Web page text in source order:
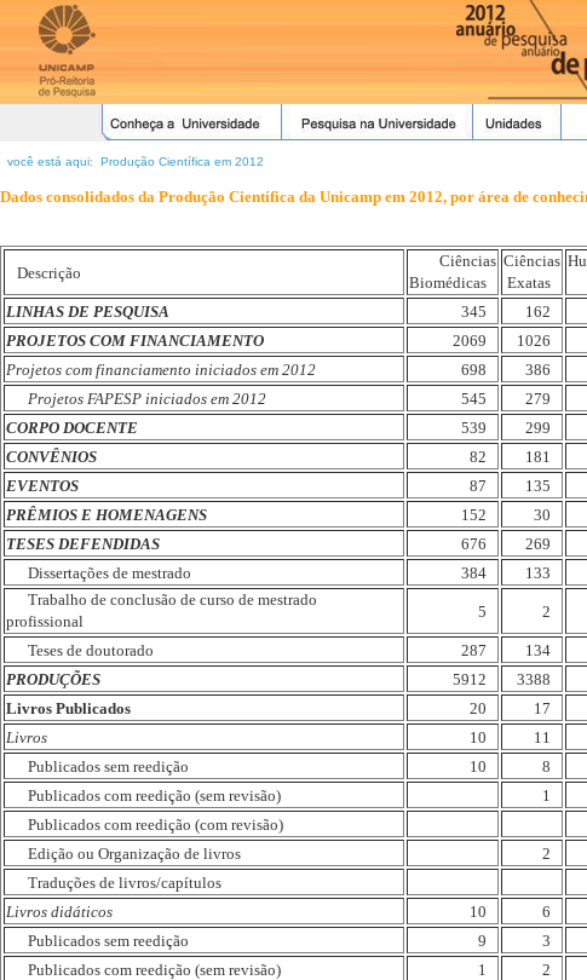
você está aqui: Produção Científica em 2012
Dados consolidados da Produção Científica da Unicamp em 2012, por área de
Descrição
Ciências
Biomédicas
Ciências
Exatas
LINHAS DE PESQUISA 345 162
PROJETOS COM FINANCIAMENTO
2069 1026
Projetos com financiamento iniciados em 2012
698 386
Projetos FAPESP iniciados em 2012
545 279
CORPO DOCENTE
539 299
CONVÊNIOS
82 181
EVENTOS
87 135
PRÊMIOS E HOMENAGENS
152 30
TESES DEFENDIDAS
676 269
Dissertações de mestrado
384 133
Trabalho de conclusão de curso de mestrado
profissional
5 2
Teses de doutorado 287 134
PRODUÇÕES
5912 3388
Livros Publicados
20 17
Livros
10 11
Publicados sem reedição
10 8
Publicados com reedição (sem revisão)
1
Publicados com reedição (com revisão)
Edição ou Organização de livros
2
Traduções de livros/capítulos
Livros didáticos
10 6
Publicados sem reedição
9 3
Publicados com reedição (sem revisão)
1 2